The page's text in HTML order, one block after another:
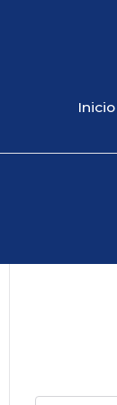
Inicio